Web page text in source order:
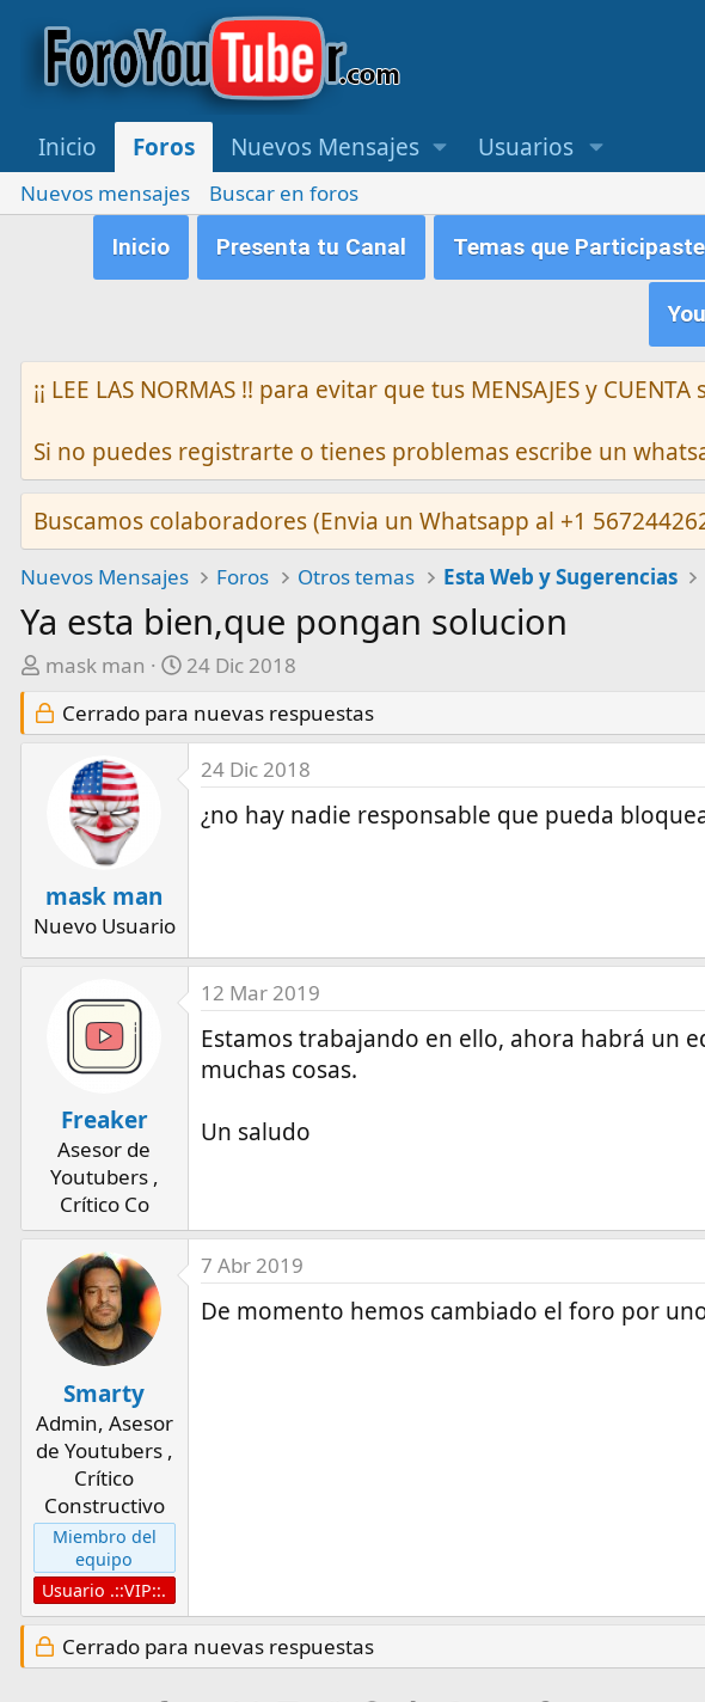
Inicio Foros Nuevos Mensajes Usuarios
Nuevos mensajes
Buscar en foros
Inicio
Presenta tu Canal Temas que
¡¡ LEE LAS NORMAS !! para evitar que tus MENSAJES y CUENTA
Si no puedes registrarte o tienes problemas escribe un
Buscamos colaboradores (Envia un Whatsapp al +1
Nuevos Mensajes Foros Otros temas Esta Web y Sugerencias
Ya esta bien,que pongan solucion
A
t
mask man
F
c
h
a
i
o
24 Dic 2018
Cerrado para nuevas respuestas
mask man
Nuevo Usuario
24 Dic 2018
¿no hay nadie responsable que pueda
Freaker
Asesor de
Youtubers ,
Crítico Co
12 Mar 2019
Estamos trabajando en ello, ahora habrá un
muchas cosas.
Un saludo
Smarty
Admin, Asesor
de Youtubers ,
Crítico
Constructivo
Miembro del
equipo
Usuario .::VIP::.
7 Abr 2019
De momento hemos cambiado el foro por
Cerrado para nuevas respuestas